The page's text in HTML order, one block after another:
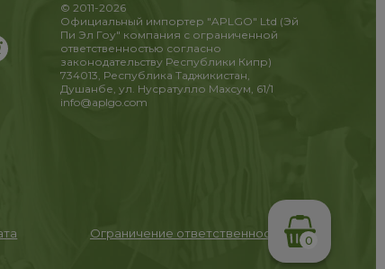
© 2011-2026
Официальный импортер "APLGO" Ltd (Эй
Пи Эл Гоу" компания с ограниченной
ответственностью согласно
законодательству Республики Кипр)
734013, Республика Таджикистан,
Душанбе, ул. Нусратулло Махсум, 61/1
info@aplgo.com
Ограничение ответственности 0